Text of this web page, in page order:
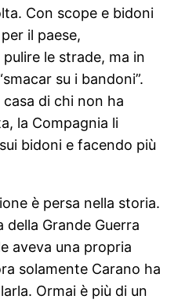
Con scope e bidoni
il paese,
le strade, ma in
su i bandoni”.
di chi non ha
la Compagnia li
bidoni e facendo più
è persa nella storia.
della Grande Guerra
aveva una propria
solamente Carano ha
Ormai è più di un